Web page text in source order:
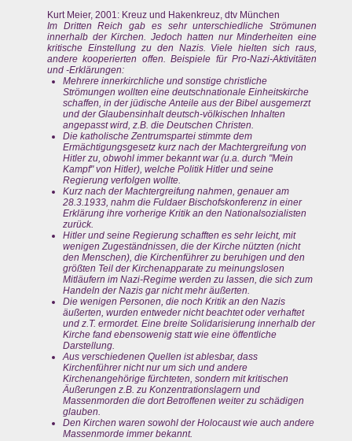
Kurt Meier, 2001: Kreuz und Hakenkreuz, dtv München
Im Dritten Reich gab es sehr unterschiedliche Strömunen
innerhalb der Kirchen. Jedoch hatten nur Minderheiten eine
kritische Einstellung zu den Nazis. Viele hielten sich raus,
andere kooperierten offen. Beispiele für Pro-Nazi-Aktivitäten
und -Erklärungen:
Mehrere innerkirchliche und sonstige christliche
Strömungen wollten eine deutschnationale Einheitskirche
schaffen, in der jüdische Anteile aus der Bibel ausgemerzt
und der Glaubensinhalt deutsch-völkischen Inhalten
angepasst wird, z.B. die Deutschen Christen.
Die katholische Zentrumspartei stimmte dem
Ermächtigungsgesetz kurz nach der Machtergreifung von
Hitler zu, obwohl immer bekannt war (u.a. durch "Mein
Kampf" von Hitler), welche Politik Hitler und seine
Regierung verfolgen wollte.
Kurz nach der Machtergreifung nahmen, genauer am
28.3.1933, nahm die Fuldaer Bischofskonferenz in einer
Erklärung ihre vorherige Kritik an den Nationalsozialisten
zurück.
Hitler und seine Regierung schafften es sehr leicht, mit
wenigen Zugeständnissen, die der Kirche nützten (nicht
den Menschen), die Kirchenführer zu beruhigen und den
größten Teil der Kirchenapparate zu meinungslosen
Mitläufern im Nazi-Regime werden zu lassen, die sich zum
Handeln der Nazis gar nicht mehr äußerten.
Die wenigen Personen, die noch Kritik an den Nazis
äußerten, wurden entweder nicht beachtet oder verhaftet
und z.T. ermordet. Eine breite Solidarisierung innerhalb der
Kirche fand ebensowenig statt wie eine öffentliche
Darstellung.
Aus verschiedenen Quellen ist ablesbar, dass
Kirchenführer nicht nur um sich und andere
Kirchenangehörige fürchteten, sondern mit kritischen
Äußerungen z.B. zu Konzentrationslagern und
Massenmorden die dort Betroffenen weiter zu schädigen
glauben.
Den Kirchen waren sowohl der Holocaust wie auch andere
Massenmorde immer bekannt.